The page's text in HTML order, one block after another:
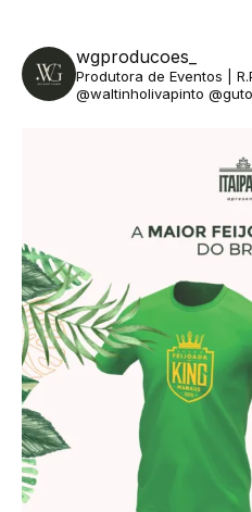
wgproducoes_
Produtora de Eventos |
@waltinholivapinto